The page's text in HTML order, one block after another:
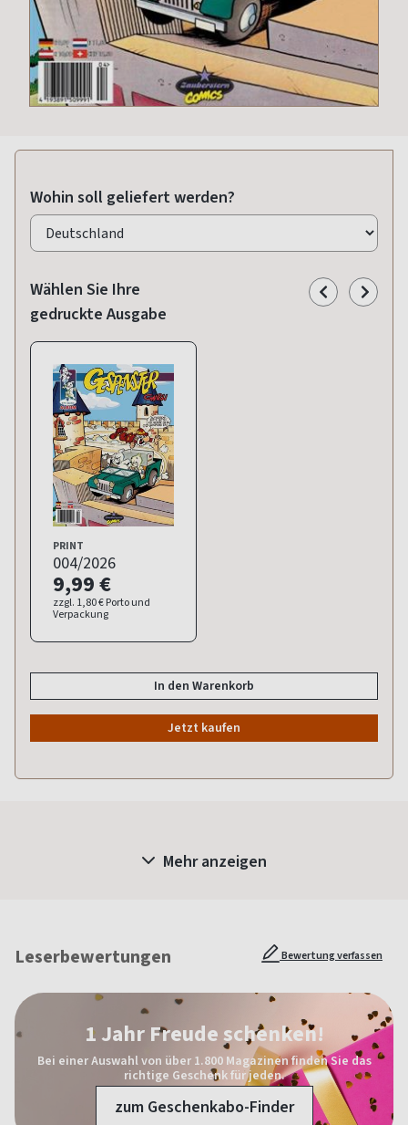
Wohin soll geliefert werden?
Wählen Sie Ihre
gedruckte Ausgabe
PRINT
004/2026
9,99 €
zzgl. 1,80 € Porto und
Verpackung
In den Warenkorb
Jetzt kaufen
Mehr anzeigen
Leserbewertungen Bewertung verfassen
1 Jahr Freude schenken!
Bei einer Auswahl von über 1.800 Magazinen finden Sie das
richtige Geschenk für jeden.
zum Geschenkabo-Finder